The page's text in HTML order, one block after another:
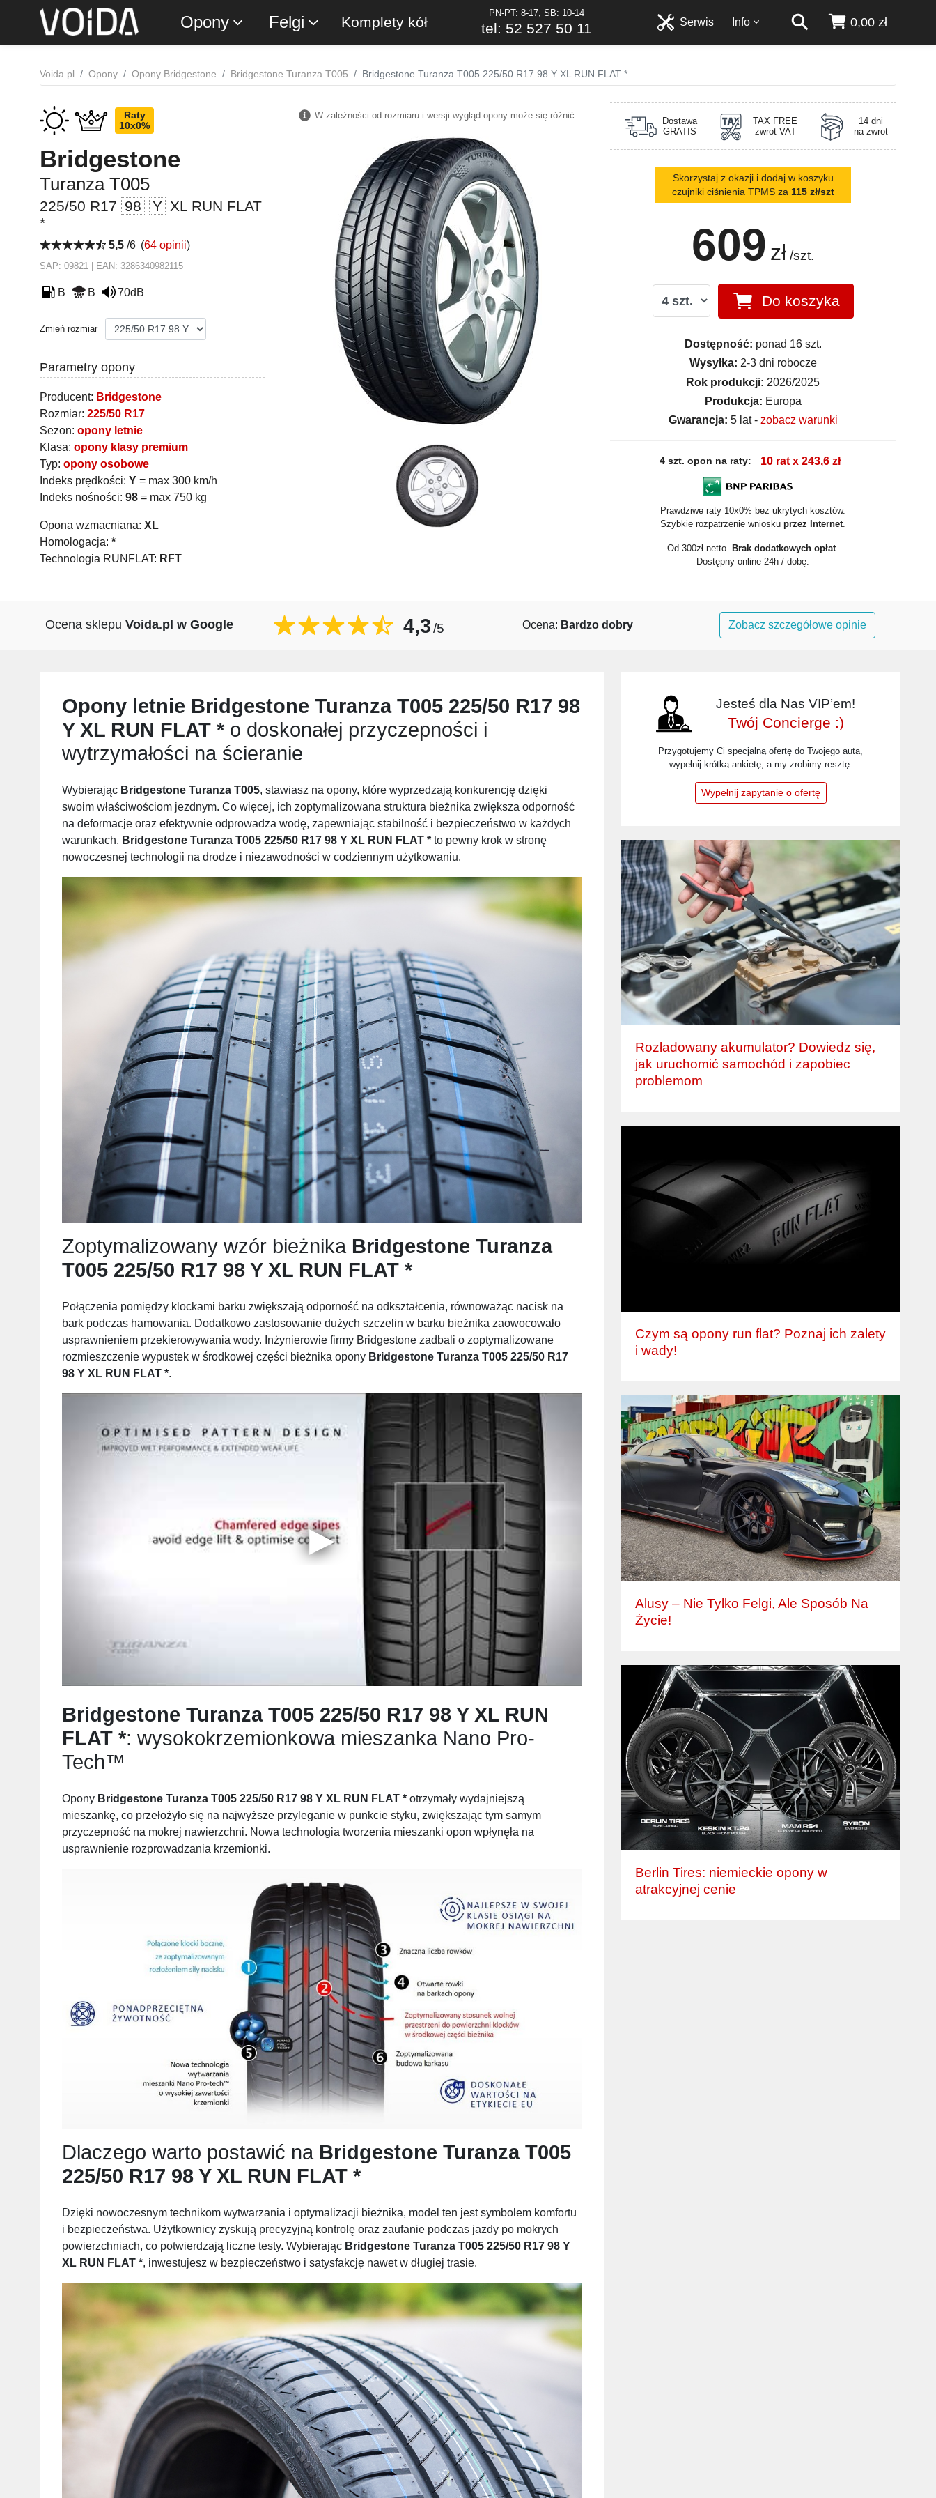
Opony Felgi Komplety kół
PN-PT: 8-17, SB: 10-14
tel: 52 527 50 11 0,00 zł
Info
Serwis
Voida.pl Opony Opony Bridgestone Bridgestone Turanza T005 Bridgestone Turanza T005 225/50 R17 98 Y XL RUN FLAT *
Raty
10x0%
Bridgestone
Turanza T005
225/50 R17 98 Y XL RUN FLAT
*
5,5 /6 (64 opinii)
SAP: 09821 | EAN: 3286340982115
B B 70dB
Zmień rozmiar
Parametry opony
Producent: Bridgestone
Rozmiar: 225/50 R17
Sezon: opony letnie
Klasa: opony klasy premium
Typ: opony osobowe
Indeks prędkości: Y = max 300 km/h
Indeks nośności: 98 = max 750 kg
Opona wzmacniana: XL
Homologacja: *
Technologia RUNFLAT: RFT
W zależności od rozmiaru i wersji wygląd opony może się różnić.
Dostawa
GRATIS
TAX FREE
zwrot VAT
14 dni
na zwrot
Skorzystaj z okazji i dodaj w koszyku
czujniki ciśnienia TPMS za 115 zł/szt
609 zł /szt.
Do koszyka
Dostępność: ponad 16 szt.
Wysyłka: 2-3 dni robocze
Rok produkcji: 2026/2025
Produkcja: Europa
Gwarancja: 5 lat - zobacz warunki
4 szt. opon na raty: 10 rat x 243,6 zł
Prawdziwe raty 10x0% bez ukrytych kosztów.
Szybkie rozpatrzenie wnioskuprzez Internet.
Od 300zł netto. Brak dodatkowych opłat.
Dostępny online 24h / dobę.
Ocena sklepu Voida.pl w Google 4,3/5 Ocena: Bardzo dobry Zobacz szczegółowe opinie
Opony letnie Bridgestone Turanza T005 225/50 R17 98
Y XL RUN FLAT * o doskonałej przyczepności i
wytrzymałości na ścieranie
Wybierając Bridgestone Turanza T005, stawiasz na opony, które wyprzedzają konkurencję dzięki
swoim właściwościom jezdnym. Co więcej, ich zoptymalizowana struktura bieżnika zwiększa odporność
na deformacje oraz efektywnie odprowadza wodę, zapewniając stabilność i bezpieczeństwo w każdych
warunkach. Bridgestone Turanza T005 225/50 R17 98 Y XL RUN FLAT * to pewny krok w stronę
nowoczesnej technologii na drodze i niezawodności w codziennym użytkowaniu.
Zoptymalizowany wzór bieżnika Bridgestone Turanza
T005 225/50 R17 98 Y XL RUN FLAT *
Połączenia pomiędzy klockami barku zwiększają odporność na odkształcenia, równoważąc nacisk na
bark podczas hamowania. Dodatkowo zastosowanie dużych szczelin w barku bieżnika zaowocowało
usprawnieniem przekierowywania wody. Inżynierowie firmy Bridgestone zadbali o zoptymalizowane
rozmieszczenie wypustek w środkowej części bieżnika opony Bridgestone Turanza T005 225/50 R17
98 Y XL RUN FLAT *.
Bridgestone Turanza T005 225/50 R17 98 Y XL RUN
FLAT *: wysokokrzemionkowa mieszanka Nano Pro-
Tech™
Opony Bridgestone Turanza T005 225/50 R17 98 Y XL RUN FLAT * otrzymały wydajniejszą
mieszankę, co przełożyło się na najwyższe przyleganie w punkcie styku, zwiększając tym samym
przyczepność na mokrej nawierzchni. Nowa technologia tworzenia mieszanki opon wpłynęła na
usprawnienie rozprowadzania krzemionki.
Dlaczego warto postawić na Bridgestone Turanza T005
225/50 R17 98 Y XL RUN FLAT *
Dzięki nowoczesnym technikom wytwarzania i optymalizacji bieżnika, model ten jest symbolem komfortu
i bezpieczeństwa. Użytkownicy zyskują precyzyjną kontrolę oraz zaufanie podczas jazdy po mokrych
powierzchniach, co potwierdzają liczne testy. Wybierając Bridgestone Turanza T005 225/50 R17 98 Y
XL RUN FLAT *, inwestujesz w bezpieczeństwo i satysfakcję nawet w długiej trasie.
Jesteś dla Nas VIP’em!
Twój Concierge :)
Przygotujemy Ci specjalną ofertę do Twojego auta,
wypełnij krótką ankietę, a my zrobimy resztę.
Wypełnij zapytanie o ofertę
Rozładowany akumulator? Dowiedz się,
jak uruchomić samochód i zapobiec
problemom
Czym są opony run flat? Poznaj ich zalety
i wady!
Alusy – Nie Tylko Felgi, Ale Sposób Na
Życie!
Berlin Tires: niemieckie opony w
atrakcyjnej cenie